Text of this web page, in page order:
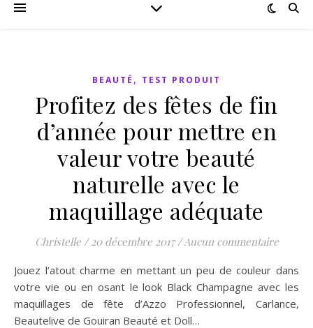
BEAUTÉ , TEST PRODUIT
Profitez des fêtes de fin
d’année pour mettre en
valeur votre beauté
naturelle avec le
maquillage adéquate
Christelle / 20 décembre 2017 /Aucun commentaire
Jouez l’atout charme en mettant un peu de couleur dans
votre vie ou en osant le look Black Champagne avec les
maquillages de fête d’Azzo Professionnel, Carlance,
Beautelive de Gouiran Beauté et Doll…